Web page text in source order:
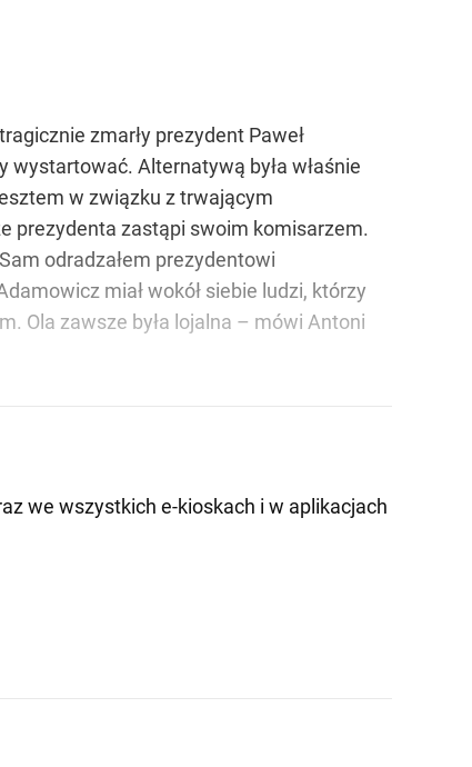
zmarły prezydent Paweł
Alternatywą była właśnie
w związku z trwającym
prezydenta zastąpi swoim komisarzem.
odradzałem prezydentowi
miał wokół siebie ludzi, którzy
Ola zawsze była lojalna – mówi Antoni
we wszystkich e-kioskach i w aplikacjach